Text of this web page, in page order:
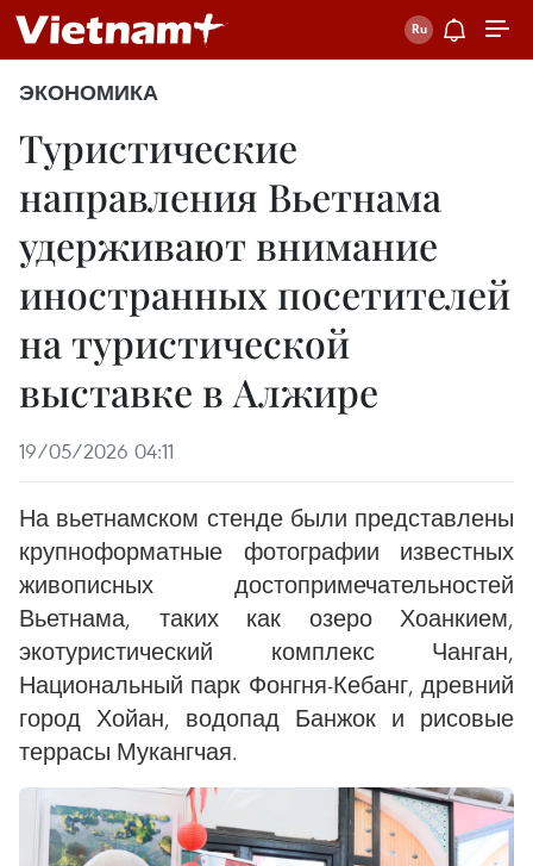
ЭКОНОМИКА
Туристические
направления Вьетнама
удерживают внимание
иностранных посетителей
на туристической
выставке в Алжире
19/05/2026 04:11
На вьетнамском стенде были представлены
крупноформатные фотографии известных
живописных достопримечательностей
Вьетнама, таких как озеро Хоанкием,
экотуристический комплекс Чанган,
Национальный парк Фонгня-Кебанг, древний
город Хойан, водопад Банжок и рисовые
террасы Мукангчая.